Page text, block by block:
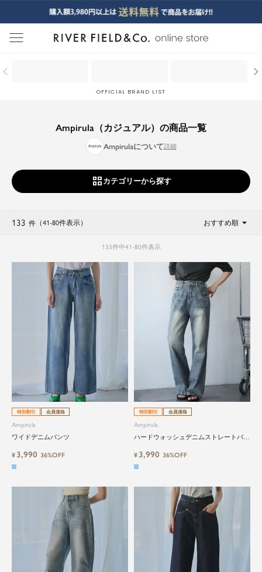
menu
OFFICIAL BRAND LIST
Ampirula（カジュアル）の商品一覧
Ampirulaについて
カテゴリーから探す
133 件 （41-80件表示） おすすめ順
133件中41-80件表示
特別割引 会員価格
Ampirula
ワイドデニムパンツ
¥ 3,990 36%OFF
特別割引 会員価格
Ampirula
ハードウォッシュデニムストレートパン
¥ 3,990 36%OFF